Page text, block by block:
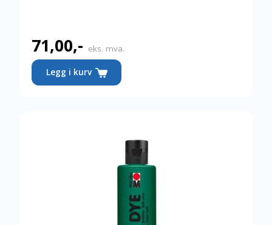
71,00,- eks. mva.
Legg i kurv